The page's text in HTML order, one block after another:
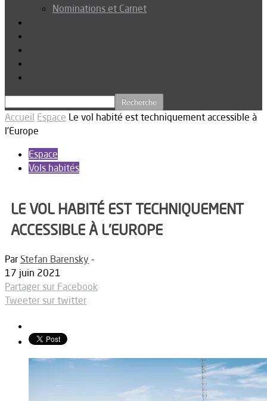
Nominations et Carnet
Accueil Espace Le vol habité est techniquement accessible à
l’Europe
Espace
Vols habités
LE VOL HABITÉ EST TECHNIQUEMENT
ACCESSIBLE À L’EUROPE
Par Stefan Barensky -
17 juin 2021
Partager sur Facebook
Tweeter sur twitter